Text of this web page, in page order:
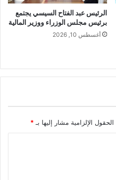
الرئيس عبد الفتاح السيسي يجتمع
برئيس مجلس الوزراء ووزير المالية
أغسطس 10, 2026
الحقول الإلزامية مشار إليها بـ *